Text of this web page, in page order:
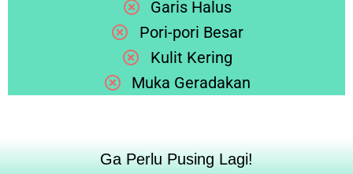
Garis Halus
Pori-pori Besar
Kulit Kering
Muka Geradakan
Ga Perlu Pusing Lagi!